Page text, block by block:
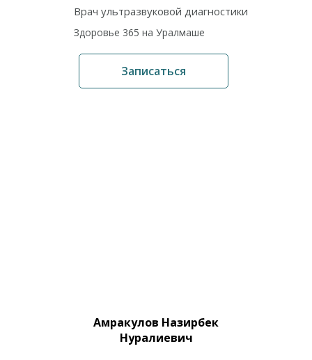
Врач ультразвуковой диагностики
Здоровье 365 на Уралмаше
Записаться
Амракулов Назирбек
Нуралиевич